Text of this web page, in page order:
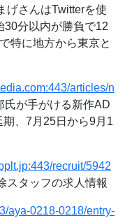
げさんはTwitterを使
30分以内が勝負で12
特に地方から東京と
articles/n
が手がける新作AD
、7月25日から9月1
recruit/5942
タッフの求人情報
aya-0218-0218/entry-